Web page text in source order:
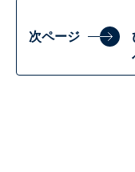
次ページ